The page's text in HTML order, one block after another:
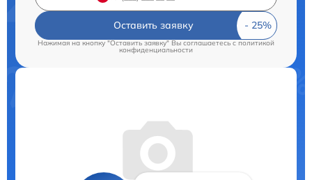
Оставить заявку
Нажимая на кнопку "Оставить заявку" Вы соглашаетесь cполитикой
конфиденциальности